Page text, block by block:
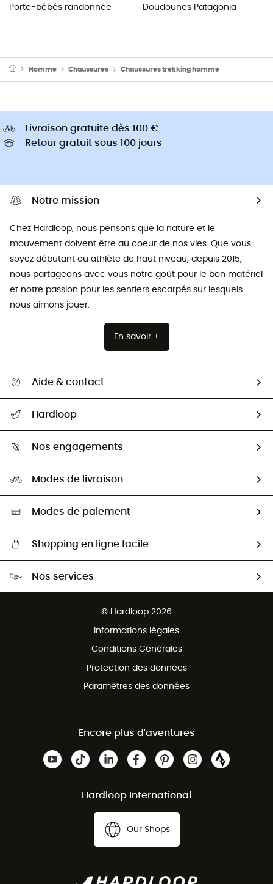
Porte-bébés randonnée
Doudounes Patagonia
Homme Chaussures Chaussures trekking homme
Livraison gratuite dès 100 €
Retour gratuit sous 100 jours
Notre mission
Chez Hardloop, nous pensons que la nature et le
mouvement doivent être au coeur de nos vies. Que vous
soyez débutant ou athlète de haut niveau, depuis 2015,
nous partageons avec vous notre goût pour le bon matériel
et notre passion pour les sentiers escarpés sur lesquels
nous aimons jouer.
En savoir +
Aide & contact
Guide des tailles
Seconde Main
Aide & Contact
Hardloop
HardGuides
Nos engagements
Sélection éco-responsable
Modes de livraison
Modes de paiement
Shopping en ligne facile
Nos services
© Hardloop 2026
Informations légales
Conditions Générales
Protection des données
Paramètres des données
Encore plus d'aventures
Hardloop International
Our Shops